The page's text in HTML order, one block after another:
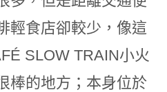
輕食店卻較少，像這
SLOW TRAIN小火
棒的地方；本身位於